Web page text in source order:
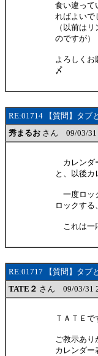
食い違って
ればよいで
（以前は
のですが）
よろしくお
〆
RE:01714 【質問】タブ
秀まるお さん 09/03/31
カレンダ
と、以後カ
一度ロッ
ロックする
これは一
RE:01717 【質問】タブ
TATE２ さん 09/03/31
ＴＡＴＥで
ご教示あり
カレンダー